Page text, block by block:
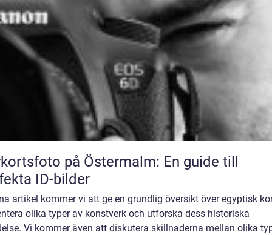
på Östermalm: En guide till
ID-bilder
artikel kommer vi att ge en grundlig översikt över egyptisk
olika typer av konstverk och utforska dess historiska
Vi kommer även att diskutera skillnaderna mellan olika